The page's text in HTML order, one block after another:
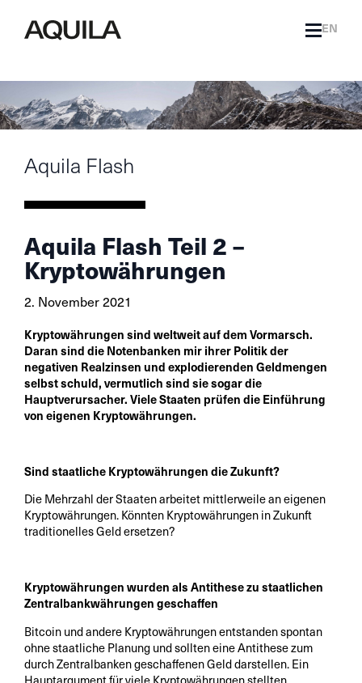
EN
Aquila Flash
Aquila Flash Teil 2 –
Kryptowährungen
2. November 2021
Kryptowährungen sind weltweit auf dem Vormarsch.
Daran sind die Notenbanken mir ihrer Politik der
negativen Realzinsen und explodierenden Geldmengen
selbst schuld, vermutlich sind sie sogar die
Hauptverursacher. Viele Staaten prüfen die Einführung
von eigenen Kryptowährungen.
Sind staatliche Kryptowährungen die Zukunft?
Die Mehrzahl der Staaten arbeitet mittlerweile an eigenen
Kryptowährungen. Könnten Kryptowährungen in Zukunft
traditionelles Geld ersetzen?
Kryptowährungen wurden als Antithese zu staatlichen
Zentralbankwährungen geschaffen
Bitcoin und andere Kryptowährungen entstanden spontan
ohne staatliche Planung und sollten eine Antithese zum
durch Zentralbanken geschaffenen Geld darstellen. Ein
Hauptargument für viele Kryptowährungen stellten